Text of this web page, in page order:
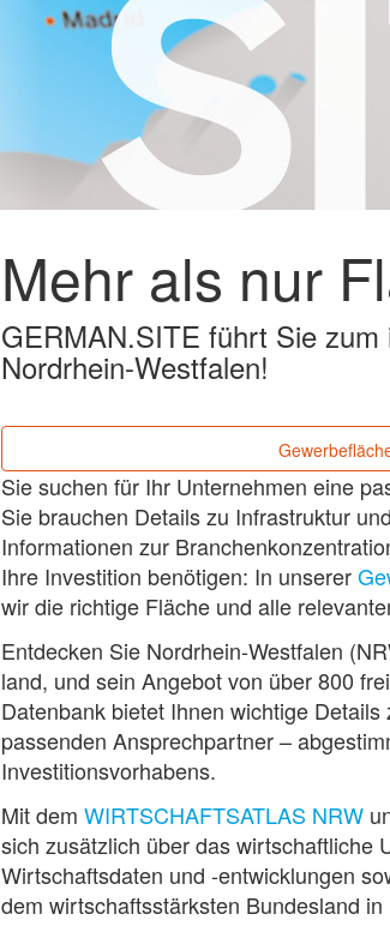
Mehr als nur
GERMAN.SITE führt Sie
Nordrhein-Westfalen!
Sie suchen für Ihr Unternehmen eine
Sie brauchen Details zu Infrastruktur
Informationen zur
Ihre Investition benötigen: In unserer
wir die richtige Fläche und alle
Entdecken Sie Nordrhein-Westfalen
land, und sein Angebot von über 800
Datenbank bietet Ihnen wichtige
passenden Ansprechpartner –
Investitionsvorhabens.
Mit dem WIRTSCHAFTSATLAS NRW
sich zusätzlich über das wirtschaftliche
Wirtschaftsdaten und -entwicklungen
dem wirtschaftsstärksten Bundesland